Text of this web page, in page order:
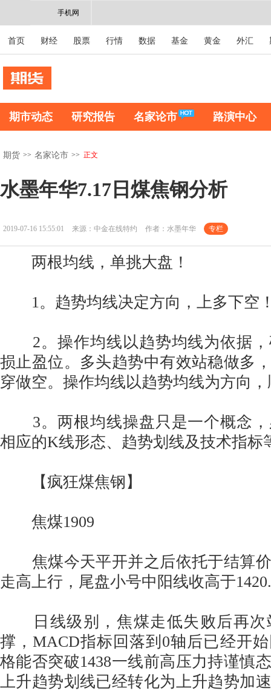
手机网
首页 财经 股票 行情 数据 基金 黄金 外汇
期市动态 研究报告 名家论市 路演中心
期货 >> 名家论市 >> 正文
水墨年华7.17日煤焦钢分析
2019-07-16 15:55:01 来源：中金在线特约 作者：水墨年华 专栏
两根均线，单挑大盘！
1。趋势均线决定方向，上多下空
2。操作均线以趋势均线为依据，
损止盈位。多头趋势中有效站稳做多
穿做空。操作均线以趋势均线为方向
3。两根均线操盘只是一个概念，
相应的K线形态、趋势划线及技术指标
【疯狂煤焦钢】
焦煤1909
焦煤今天平开并之后依托于结算价
走高上行，尾盘小号中阳线收高于
日线级别，焦煤走低失败后再次
撑，MACD指标回落到0轴后已经开
格能否突破1438一线前高压力持谨慎
上升趋势划线已经转化为上升趋势加